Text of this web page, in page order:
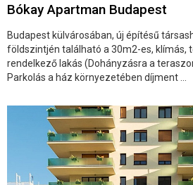
Bókay Apartman Budapest
Budapest külvárosában, új építésű
földszintjén található a 30m2-es, klímás,
rendelkező lakás (Dohányzásra a
Parkolás a ház környezetében díjment ...